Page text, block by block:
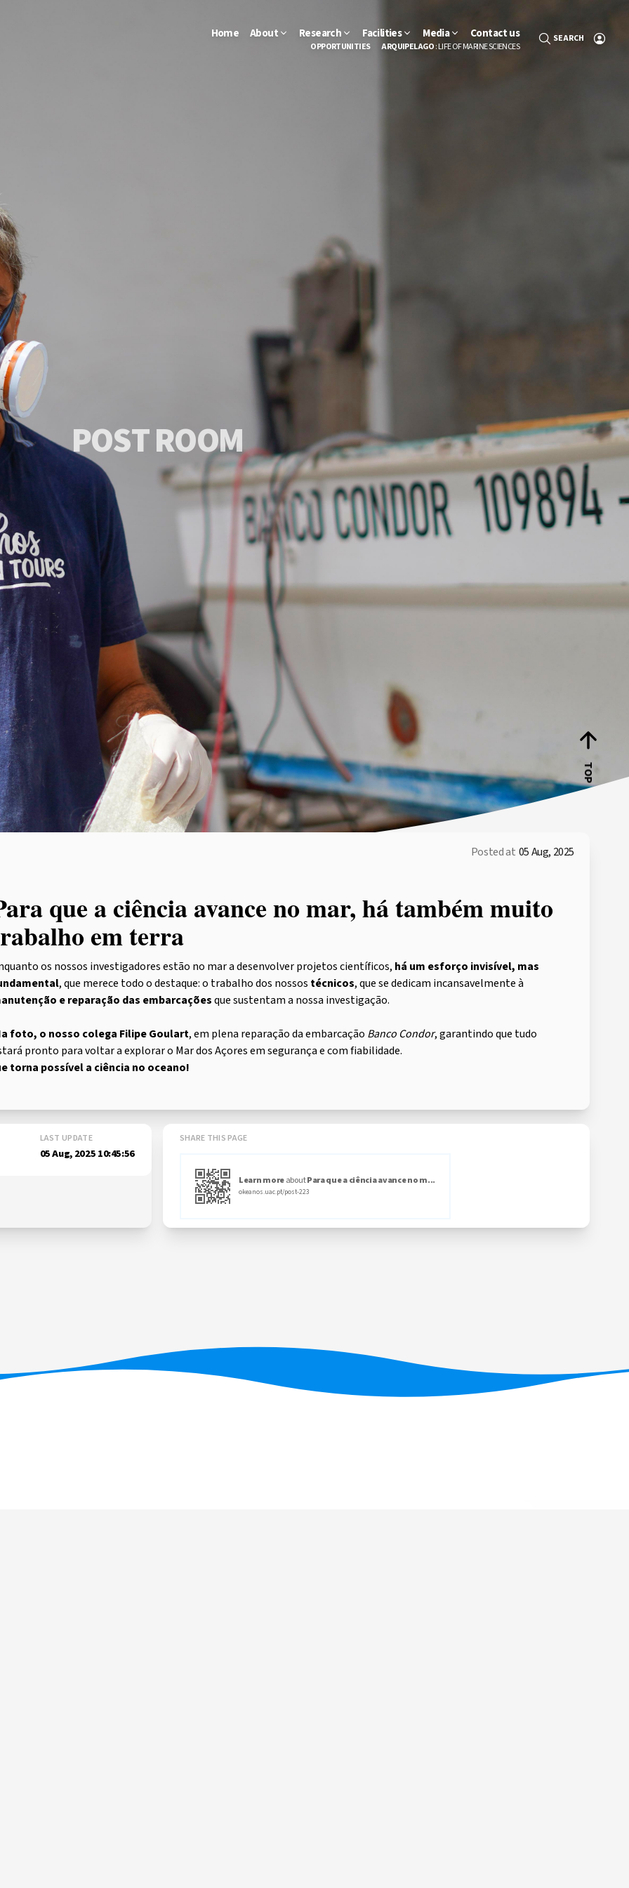
Home About Research Facilities Media Contact us
OPPORTUNITIES ARQUIPELAGO: LIFE OF MARINE SCIENCES
SEARCH
POSTROOM
Posted at 05 Aug, 2025
que a ciência avance no mar, há também muito
em terra
os nossos investigadores estão no mar a desenvolver projetos científicos, há um esforço invisível, mas
, que merece todo o destaque: o trabalho dos nossos técnicos, que se dedicam incansavelmente à
e reparação das embarcaçõesque sustentam a nossa investigação.
foto, o nosso colega Filipe Goulart, em plena reparação da embarcação Banco Condor, garantindo que tudo
pronto para voltar a explorar o Mar dos Açores em segurança e com fiabilidade.
torna possível a ciência no oceano!
LAST UPDATE
05 Aug, 2025 10:45:56
SHARE THIS PAGE
Learn moreaboutPara que a ciência avance no m...
okeanos.uac.pt/post-223
TOP